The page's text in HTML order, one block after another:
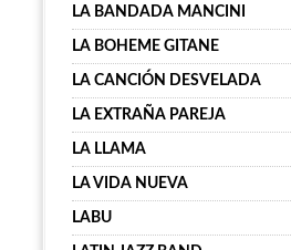
LA BANDADA MANCINI
LA BOHEME GITANE
LA CANCIÓN DESVELADA
LA EXTRAÑA PAREJA
LA LLAMA
LA VIDA NUEVA
LABU